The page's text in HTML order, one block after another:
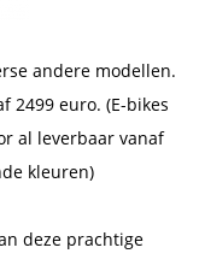
andere modellen.
2499 euro. (E-bikes
al leverbaar vanaf
kleuren)
deze prachtige